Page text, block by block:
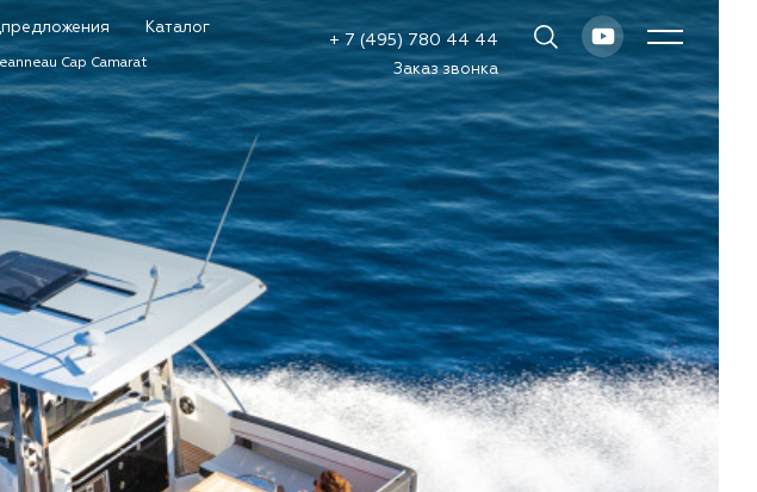
Каталог
Cap Camarat
+ 7 (495) 780 44 44
Заказ звонка
яхты